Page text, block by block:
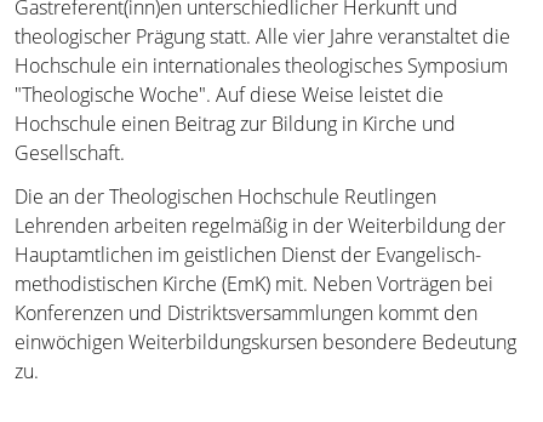
Gastreferent(inn)en unterschiedlicher Herkunft und
theologischer Prägung statt. Alle vier Jahre veranstaltet die
Hochschule ein internationales theologisches Symposium
"Theologische Woche". Auf diese Weise leistet die
Hochschule einen Beitrag zur Bildung in Kirche und
Gesellschaft.
Die an der Theologischen Hochschule Reutlingen
Lehrenden arbeiten regelmäßig in der Weiterbildung der
Hauptamtlichen im geistlichen Dienst der Evangelisch-
methodistischen Kirche (EmK) mit. Neben Vorträgen bei
Konferenzen und Distriktsversammlungen kommt den
einwöchigen Weiterbildungskursen besondere Bedeutung
zu.
Auslandsstudium, Kooperationen
Anfahrt
Aktuelles
Newsletter
Verwaltung
Förderkreis
Träger
Geschichte